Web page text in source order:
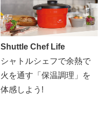
Shuttle Chef Life
シャトルシェフで余熱で
火を通す「保温調理」を
体感しよう!